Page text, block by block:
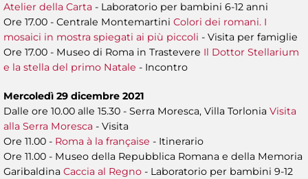
Atelier della Carta - Laboratorio per bambini 6-12 anni
Ore 17.00 - Centrale Montemartini Colori dei romani. I
mosaici in mostra spiegati ai più piccoli - Visita per famiglie
Ore 17.00 - Museo di Roma in Trastevere Il Dottor Stellarium
e la stella del primo Natale - Incontro
Mercoledì 29 dicembre 2021
Dalle ore 10.00 alle 15.30 - Serra Moresca, Villa Torlonia Visita
alla Serra Moresca - Visita
Ore 11.00 - Roma à la française - Itinerario
Ore 11.00 - Museo della Repubblica Romana e della Memoria
Garibaldina Caccia al Regno - Laboratorio per bambini 9-12